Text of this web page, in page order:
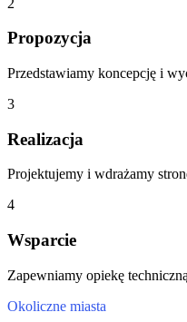
Propozycja
Przedstawiamy koncepcję i
3
Realizacja
Projektujemy i wdrażamy
4
Wsparcie
Zapewniamy opiekę
Okoliczne miasta